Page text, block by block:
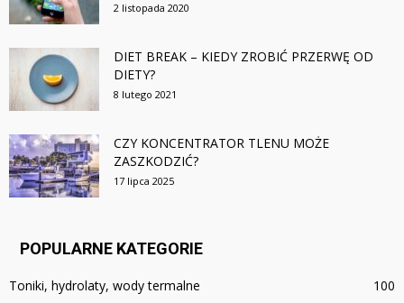
2 listopada 2020
DIET BREAK – KIEDY ZROBIĆ PRZERWĘ OD
DIETY?
8 lutego 2021
CZY KONCENTRATOR TLENU MOŻE
ZASZKODZIĆ?
17 lipca 2025
POPULARNE KATEGORIE
Toniki, hydrolaty, wody termalne
100